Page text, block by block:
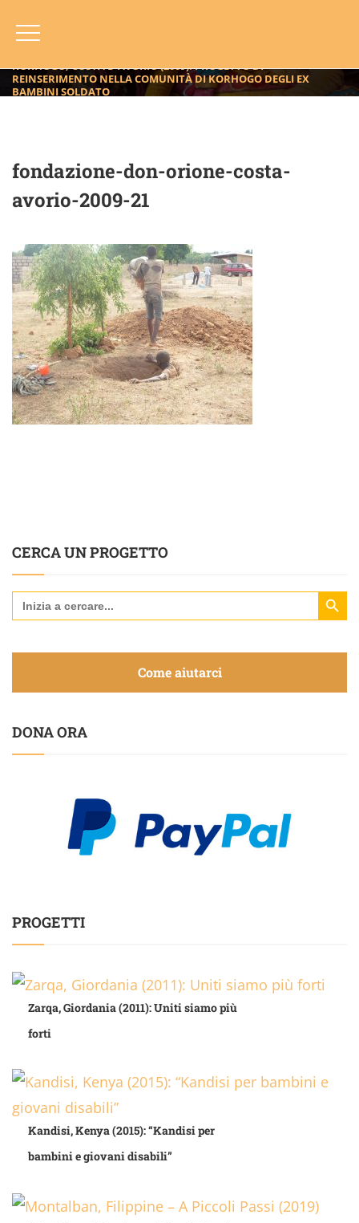
Avorio-2009-21
KORHOGO, COSTA D’AVORIO (2009): PROGETTO DI
REINSERIMENTO NELLA COMUNITÀ DI KORHOGO DEGLI EX
BAMBINI SOLDATO
fondazione-don-orione-costa-
avorio-2009-21
CERCA UN PROGETTO
Search
for:
Search
Come aiutarci
DONA ORA
PROGETTI
Zarqa, Giordania (2011): Uniti siamo più
forti
Kandisi, Kenya (2015): “Kandisi per
bambini e giovani disabili”